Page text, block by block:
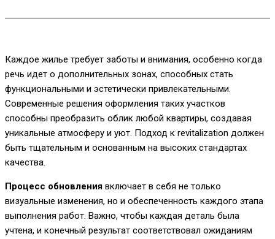
Каждое жилье требует заботы и внимания, особенно когда
речь идет о дополнительных зонах, способных стать
функциональными и эстетически привлекательными.
Современные решения оформления таких участков
способны преобразить облик любой квартиры, создавая
уникальные атмосферу и уют. Подход к revitalization должен
быть тщательным и основанным на высоких стандартах
качества.
Процесс обновления включает в себя не только
визуальные изменения, но и обеспеченность каждого этапа
выполнения работ. Важно, чтобы каждая деталь была
учтена, и конечный результат соответствовал ожиданиям